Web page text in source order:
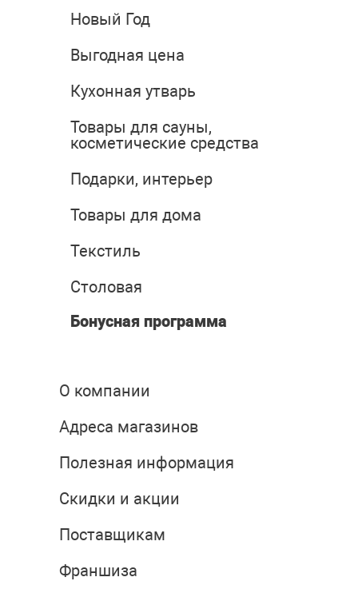
Новый Год
Выгодная цена
Кухонная утварь
Товары для сауны,
косметические средства
Подарки, интерьер
Товары для дома
Текстиль
Столовая
Бонусная программа
О компании
Адреса магазинов
Полезная информация
Скидки и акции
Поставщикам
Франшиза